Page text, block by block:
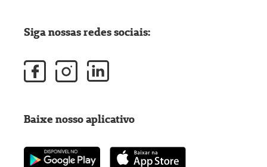
Siga nossas redes sociais:
Baixe nosso aplicativo